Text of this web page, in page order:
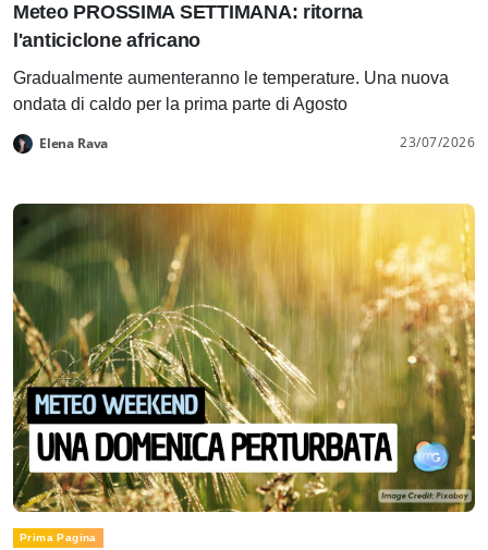
Meteo PROSSIMA SETTIMANA: ritorna
l'anticiclone africano
Gradualmente aumenteranno le temperature. Una nuova
ondata di caldo per la prima parte di Agosto
Elena Rava 23/07/2026
Prima Pagina